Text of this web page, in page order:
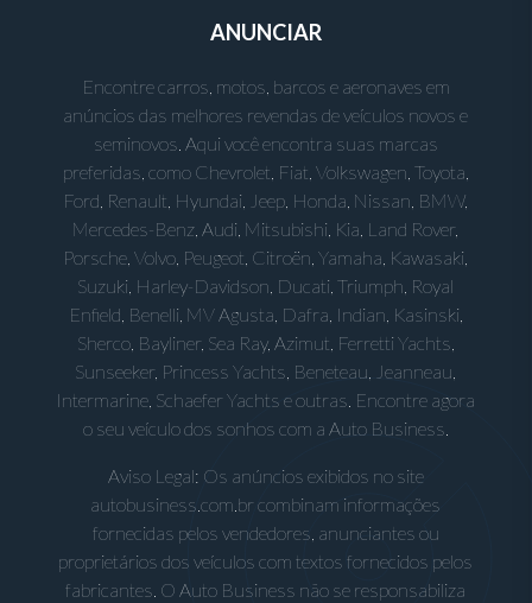
ANUNCIAR
Encontre carros, motos, barcos e aeronaves em
anúncios das melhores revendas de veículos novos e
seminovos. Aqui você encontra suas marcas
preferidas, como Chevrolet, Fiat, Volkswagen, Toyota,
Ford, Renault, Hyundai, Jeep, Honda, Nissan, BMW,
Mercedes-Benz, Audi, Mitsubishi, Kia, Land Rover,
Porsche, Volvo, Peugeot, Citroën, Yamaha, Kawasaki,
Suzuki, Harley-Davidson, Ducati, Triumph, Royal
Enfield, Benelli, MV Agusta, Dafra, Indian, Kasinski,
Sherco, Bayliner, Sea Ray, Azimut, Ferretti Yachts,
Sunseeker, Princess Yachts, Beneteau, Jeanneau,
Intermarine, Schaefer Yachts e outras. Encontre agora
o seu veículo dos sonhos com a Auto Business.
Aviso Legal: Os anúncios exibidos no site
autobusiness.com.br combinam informações
fornecidas pelos vendedores, anunciantes ou
proprietários dos veículos com textos fornecidos pelos
fabricantes. O Auto Business não se responsabiliza